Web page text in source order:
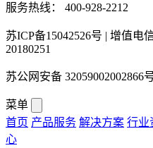
服务热线：
400-928-2212
苏ICP备15042526号 | 增值电
20180251
苏公网安备 32059002002866
菜单
首页 产品服务 解决方案 行业
心